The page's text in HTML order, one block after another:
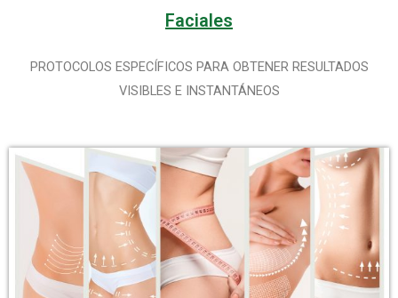
Faciales
PROTOCOLOS ESPECÍFICOS PARA OBTENER RESULTADOS
VISIBLES E INSTANTÁNEOS